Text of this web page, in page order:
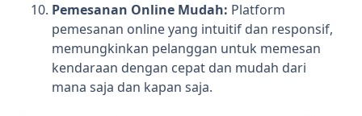
Pemesanan Online Mudah: Platform
pemesanan online yang intuitif dan responsif,
memungkinkan pelanggan untuk memesan
kendaraan dengan cepat dan mudah dari
mana saja dan kapan saja.